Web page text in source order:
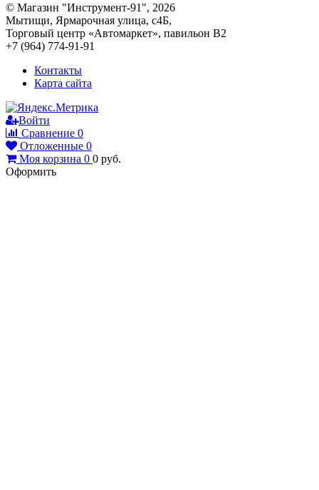
© Магазин "Инструмент-91", 2026
Мытищи, Ярмарочная улица, с4Б,
Торговый центр «Автомаркет», павильон В2
+7 (964) 774-91-91
Контакты
Карта сайта
Войти
Сравнение 0
Отложенные 0
Моя корзина 0 0 руб.
Оформить